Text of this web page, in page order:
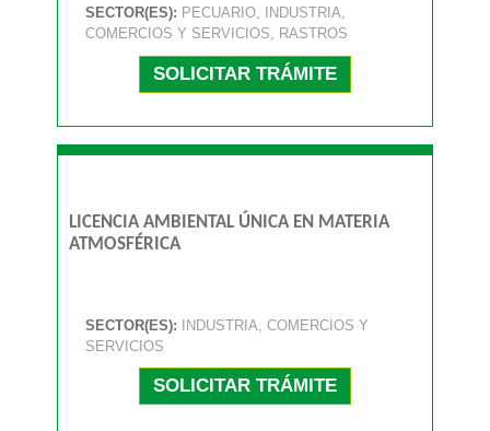
SECTOR(ES): PECUARIO, INDUSTRIA,
COMERCIOS Y SERVICIOS, RASTROS
SOLICITAR TRÁMITE
LICENCIA AMBIENTAL ÚNICA EN MATERIA
ATMOSFÉRICA
SECTOR(ES): INDUSTRIA, COMERCIOS Y
SERVICIOS
SOLICITAR TRÁMITE